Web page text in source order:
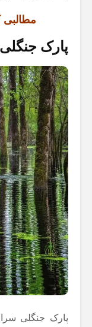
مطالبی
پارک
پارک جنگلی